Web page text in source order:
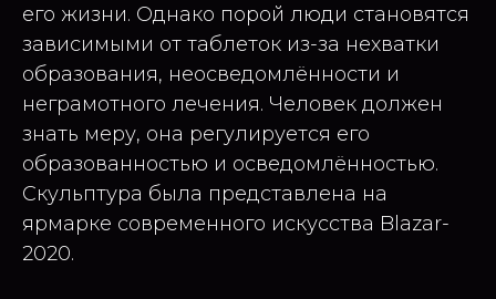
его жизни. Однако порой люди становятся
зависимыми от таблеток из-за нехватки
образования, неосведомлённости и
неграмотного лечения. Человек должен
знать меру, она регулируется его
образованностью и осведомлённостью.
Скульптура была представлена на
ярмарке современного искусства Blazar-
2020.